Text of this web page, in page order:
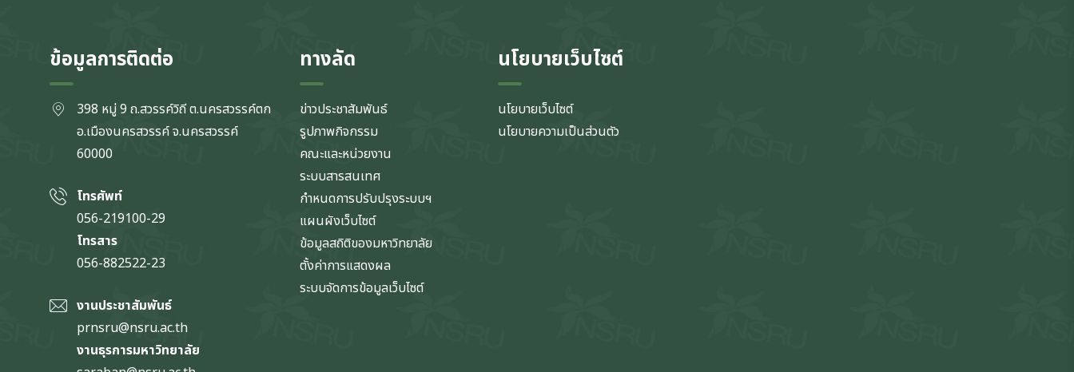
ข้อมูลการติดต่อ
398 หมู่ 9 ถ.สวรรค์วิถี ต.นครสวรรค์ตก
อ.เมืองนครสวรรค์ จ.นครสวรรค์
60000
โทรศัพท์
056-219100-29
โทรสาร
056-882522-23
งานประชาสัมพันธ์
prnsru@nsru.ac.th
งานธุรการมหาวิทยาลัย
ทางลัด
ข่าวประชาสัมพันธ์
รูปภาพกิจกรรม
คณะและหน่วยงาน
ระบบสารสนเทศ
กำหนดการปรับปรุงระบบฯ
แผนผังเว็บไซต์
ข้อมูลสถิติของมหาวิทยาลัย
ตั้งค่าการแสดงผล
ระบบจัดการข้อมูลเว็บไซต์
นโยบายเว็บไซต์
นโยบายเว็บไซต์
นโยบายความเป็นส่วนตัว